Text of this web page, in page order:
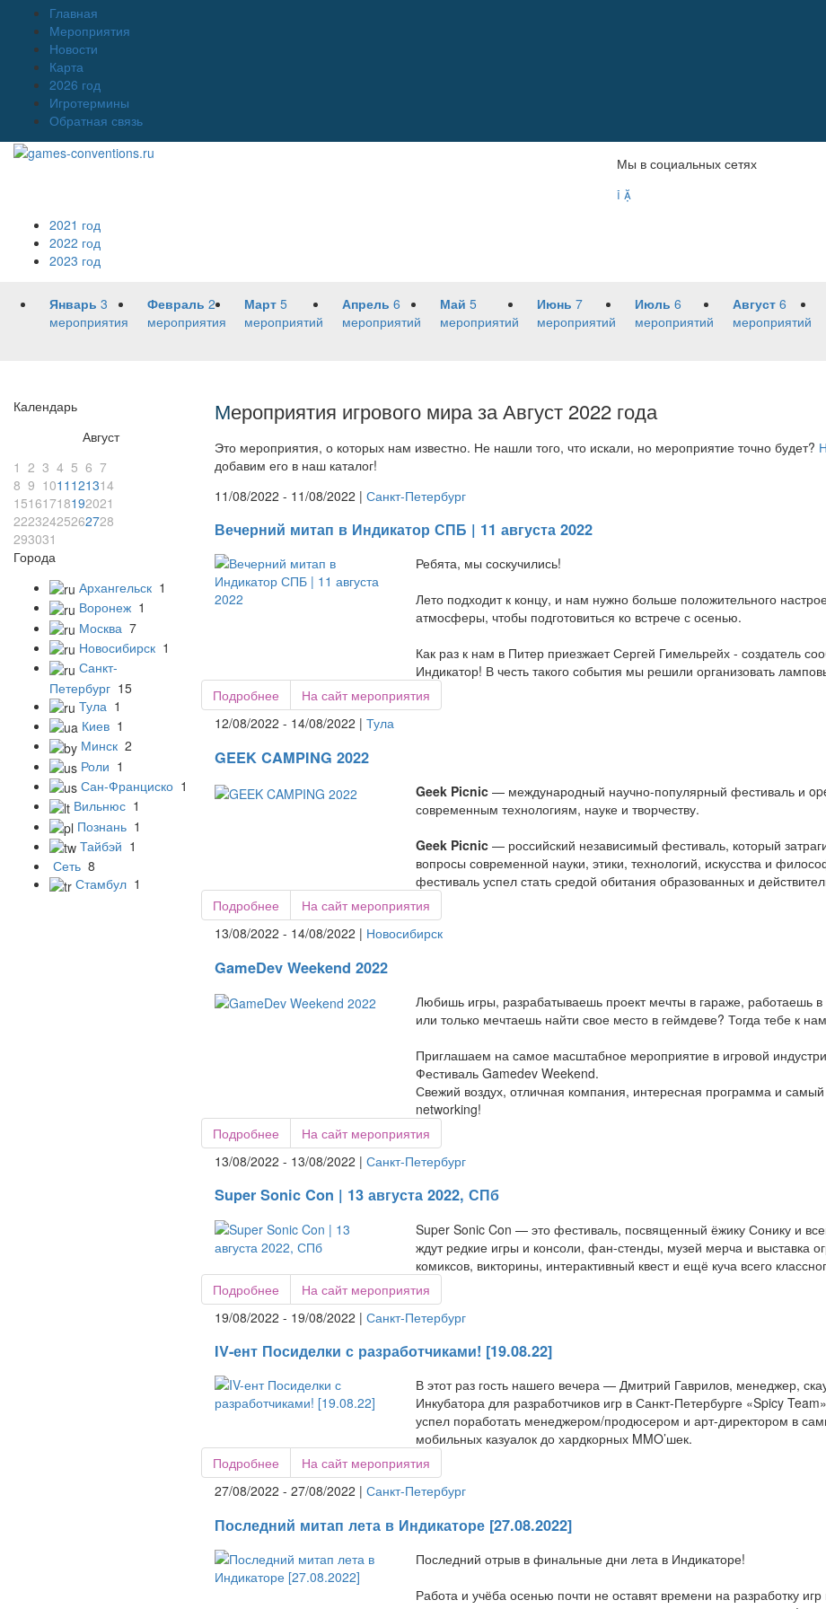
Главная
Мероприятия
Новости
Карта
2026 год
Игротермины
Обратная связь
Мы в социальных сетях
 
2021 год
2022 год
2023 год
Январь 3
мероприятия
Февраль 2
мероприятия
Март 5
мероприятий
Апрель 6
мероприятий
Май 5
мероприятий
Июнь 7
мероприятий
Июль 6
мероприятий
Август 6
мероприятий
Календарь
Август
1 2 3 4 5 6 7
8 9 1011 121314
15161718192021
22232425262728
293031
Города
Архангельск 1
Воронеж 1
Москва 7
Новосибирск 1
Санкт-
Петербург 15
Тула 1
Киев 1
Минск 2
Роли 1
Сан-Франциско 1
Вильнюс 1
Познань 1
Тайбэй 1
Сеть 8
Стамбул 1
Мероприятия игрового мира за Август 2022 года
Это мероприятия, о которых нам известно. Не нашли того, что искали, но мероприятие точно будет?
добавим его в наш каталог!
11/08/2022 - 11/08/2022 | Санкт-Петербург
Вечерний митап в Индикатор СПБ | 11 августа 2022
Ребята, мы соскучились!
Лето подходит к концу, и нам нужно больше положительного
атмосферы, чтобы подготовиться ко встрече с осенью.
Как раз к нам в Питер приезжает Сергей Гимельрейх - создатель
Индикатор! В честь такого события мы решили организовать
Подробнее
На сайт мероприятия
12/08/2022 - 14/08/2022 | Тула
GEEK CAMPING 2022
Geek Picnic — международный научно-популярный фестиваль и
современным технологиям, науке и творчеству.
Geek Picnic — российский независимый фестиваль, который
вопросы современной науки, этики, технологий, искусства и
фестиваль успел стать средой обитания образованных и
Подробнее
На сайт мероприятия
13/08/2022 - 14/08/2022 | Новосибирск
GameDev Weekend 2022
Любишь игры, разрабатываешь проект мечты в гараже, работаешь
или только мечтаешь найти свое место в геймдеве? Тогда тебе к
Приглашаем на самое масштабное мероприятие в игровой
Фестиваль Gamedev Weekend.
Свежий воздух, отличная компания, интересная программа и
networking!
Подробнее
На сайт мероприятия
13/08/2022 - 13/08/2022 | Санкт-Петербург
Super Sonic Con | 13 августа 2022, СПб
Super Sonic Con — это фестиваль, посвященный ёжику Сонику и
ждут редкие игры и консоли, фан-стенды, музей мерча и выставка
комиксов, викторины, интерактивный квест и ещё куча всего
Подробнее
На сайт мероприятия
19/08/2022 - 19/08/2022 | Санкт-Петербург
IV-ент Посиделки с разработчиками! [19.08.22]
В этот раз гость нашего вечера — Дмитрий Гаврилов, менеджер,
Инкубатора для разработчиков игр в Санкт-Петербурге «Spicy
успел поработать менеджером/продюсером и арт-директором в
мобильных казуалок до хардкорных MMO’шек.
Подробнее
На сайт мероприятия
27/08/2022 - 27/08/2022 | Санкт-Петербург
Последний митап лета в Индикаторе [27.08.2022]
Последний отрыв в финальные дни лета в Индикаторе!
Работа и учёба осенью почти не оставят времени на разработку